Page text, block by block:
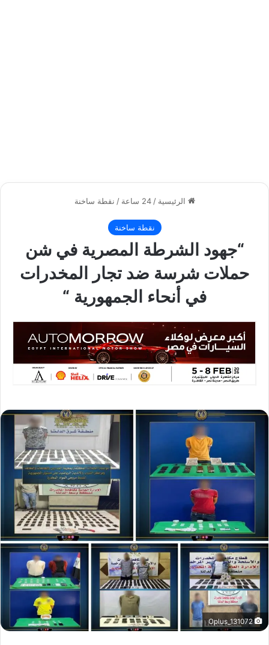
الرئيسية / 24 ساعة / نقطة ساخنة
نقطة ساخنة
“جهود الشرطة المصرية في شن
حملات شرسة ضد تجار المخدرات
في أنحاء الجمهورية “
Oplus_131072